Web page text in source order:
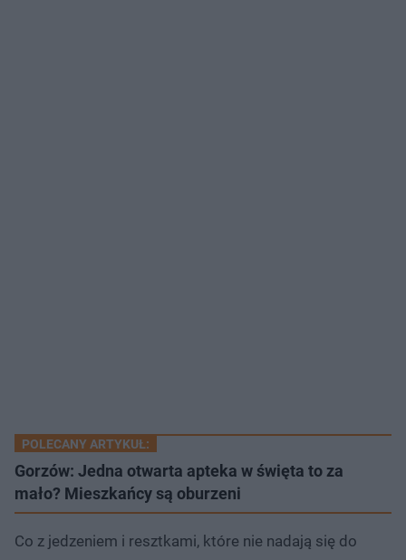
POLECANY ARTYKUŁ:
Gorzów: Jedna otwarta apteka w święta to za
mało? Mieszkańcy są oburzeni
Co z jedzeniem i resztkami, które nie nadają się do